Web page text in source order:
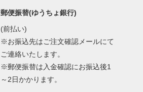
郵便振替(ゆうちょ銀行)
(前払い)
※お振込先はご注文確認メールにて
ご連絡いたします。
※郵便振替は入金確認にお振込後1
～2日かかります。